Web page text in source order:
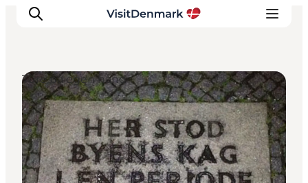
Inspiration
Destinationer
Oplevelser
Overnatning
Ture på egen hånd